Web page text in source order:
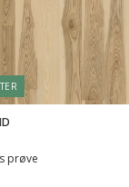
prøve